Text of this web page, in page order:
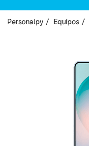
Personalpy Equipos